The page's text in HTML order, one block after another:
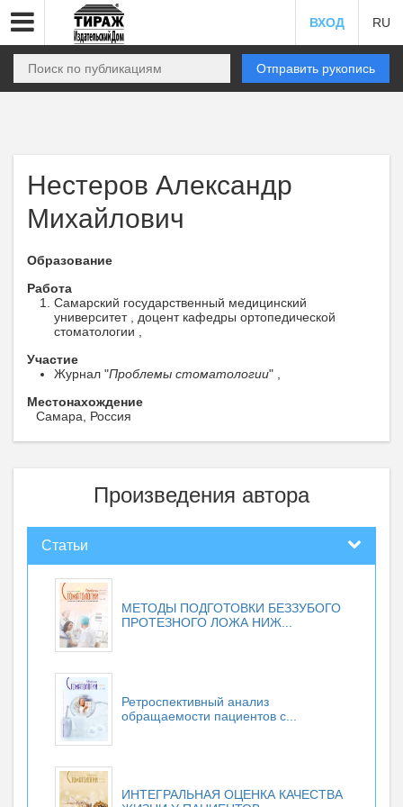
ВХОД RU
Отправить рукопись
Нестеров Александр
Михайлович
Образование
Работа
Самарский государственный медицинский
университет , доцент кафедры ортопедической
стоматологии ,
Участие
Журнал "Проблемы стоматологии" ,
Местонахождение
Самара, Россия
Произведения автора
Статьи
МЕТОДЫ ПОДГОТОВКИ БЕЗЗУБОГО
ПРОТЕЗНОГО ЛОЖА НИЖ...
Ретроспективный анализ
обращаемости пациентов с...
ИНТЕГРАЛЬНАЯ ОЦЕНКА КАЧЕСТВА